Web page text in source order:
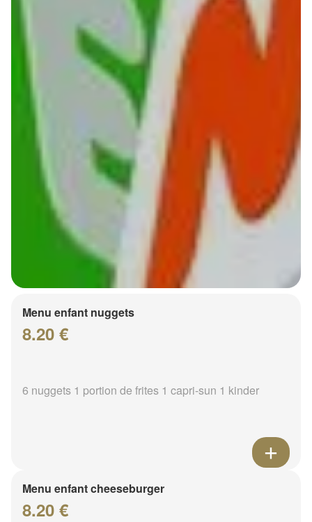
Menu enfant nuggets
8.20 €
6 nuggets 1 portion de frites 1 capri-sun 1 kinder
Menu enfant cheeseburger
8.20 €